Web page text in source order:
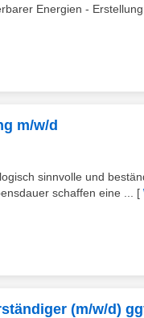
Energien - Erstellung
m/w/d
sinnvolle und
schaffen eine ...
[
(m/w/d)